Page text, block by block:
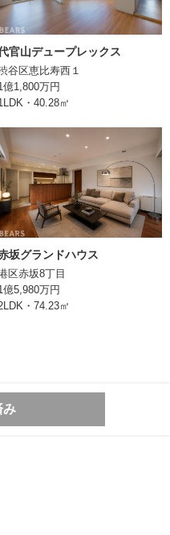
クリート)造
官山デュープレックス
谷区恵比寿西１
億1,800万円
・40.28㎡
坂グランドハウス
区赤坂8丁目
億5,980万円
・74.23㎡
み